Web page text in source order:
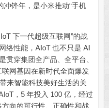
锋年，是小米推动“手机
下一代超级互联网”的战
络性能，AIoT 也不只是 AI
贯穿集团全产品、全平台、
网基因在新时代全面爆发
来智能科技美好生活的关
，5 年投入 100 亿，经过
向的可行性、正确性和战